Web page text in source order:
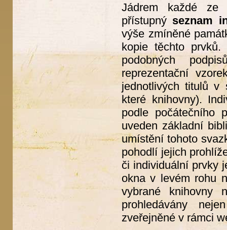
Jádrem každé ze
přístupný seznam
výše zmíněné
kopie těchto
podobných
reprezentační
jednotlivých titulů v
které knihovny).
podle počátečního
uveden základní
umístění tohoto
pohodlí jejich
či individuální prvky
okna v levém rohu
vybrané knihovny
prohledávány
zveřejněné v rámci